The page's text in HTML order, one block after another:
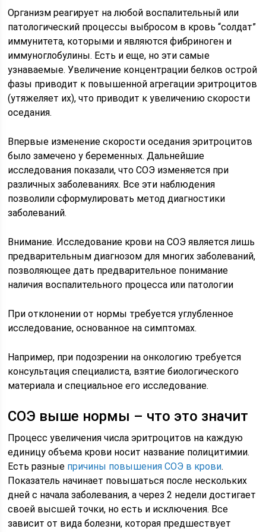
Организм реагирует на любой воспалительный или
патологический процессы выбросом в кровь “солдат”
иммунитета, которыми и являются фибриноген и
иммуноглобулины. Есть и еще, но эти самые
узнаваемые. Увеличение концентрации белков острой
фазы приводит к повышенной агрегации эритроцитов
(утяжеляет их), что приводит к увеличению скорости
оседания.
Впервые изменение скорости оседания эритроцитов
было замечено у беременных. Дальнейшие
исследования показали, что СОЭ изменяется при
различных заболеваниях. Все эти наблюдения
позволили сформулировать метод диагностики
заболеваний.
Внимание. Исследование крови на СОЭ является лишь
предварительным диагнозом для многих заболеваний,
позволяющее дать предварительное понимание
наличия воспалительного процесса или патологии
При отклонении от нормы требуется углубленное
исследование, основанное на симптомах.
Например, при подозрении на онкологию требуется
консультация специалиста, взятие биологического
материала и специальное его исследование.
СОЭ выше нормы – что это значит
Процесс увеличения числа эритроцитов на каждую
единицу объема крови носит название полицитимии.
Есть разные причины повышения СОЭ в крови.
Показатель начинает повышаться после нескольких
дней с начала заболевания, а через 2 недели достигает
своей высшей точки, но есть и исключения. Все
зависит от вида болезни, которая предшествует